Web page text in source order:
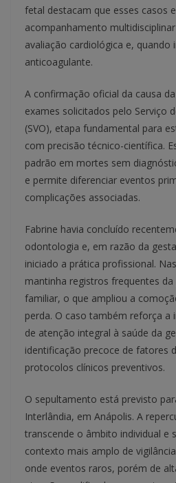
fetal destacam que esses casos
acompanhamento
avaliação cardiológica e, quando
anticoagulante.
A confirmação oficial da causa
exames solicitados pelo Serviço
(SVO), etapa fundamental para
com precisão técnico-científica.
padrão em mortes sem
e permite diferenciar eventos
complicações associadas.
Fabrine havia concluído
odontologia e, em razão da
iniciado a prática profissional.
mantinha registros frequentes
familiar, o que ampliou a
perda. O caso também reforça a
de atenção integral à saúde da
identificação precoce de fatores
protocolos clínicos preventivos.
O sepultamento está previsto
Interlândia, em Anápolis. A
transcende o âmbito individual e
contexto mais amplo de
onde eventos raros, porém de